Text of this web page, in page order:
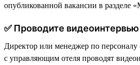
опубликованной вакансии в разделе
✅ Проводите
Директор или менеджер по персоналу
с управляющим отеля проводят